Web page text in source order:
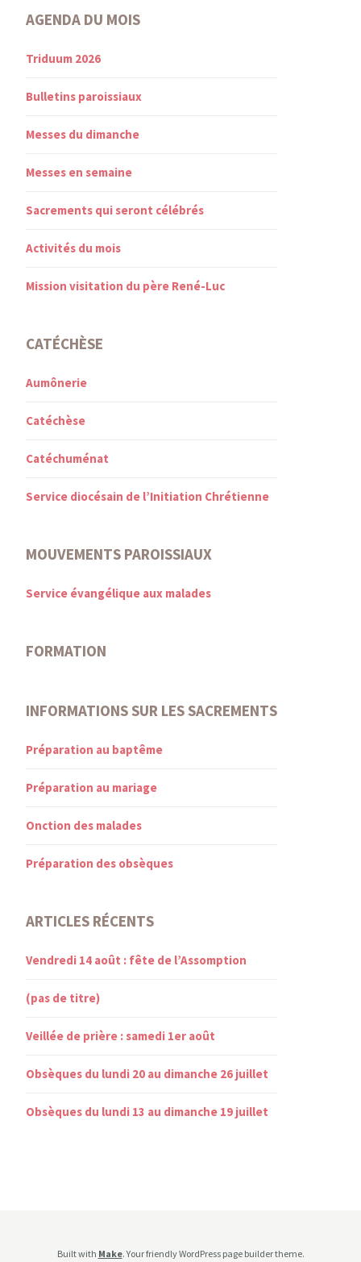
AGENDA DU MOIS
Triduum 2026
Bulletins paroissiaux
Messes du dimanche
Messes en semaine
Sacrements qui seront célébrés
Activités du mois
Mission visitation du père René-Luc
CATÉCHÈSE
Aumônerie
Catéchèse
Catéchuménat
Service diocésain de l’Initiation Chrétienne
MOUVEMENTS PAROISSIAUX
Service évangélique aux malades
FORMATION
INFORMATIONS SUR LES SACREMENTS
Préparation au baptême
Préparation au mariage
Onction des malades
Préparation des obsèques
ARTICLES RÉCENTS
Vendredi 14 août : fête de l’Assomption
(pas de titre)
Veillée de prière : samedi 1er août
Obsèques du lundi 20 au dimanche 26 juillet
Obsèques du lundi 13 au dimanche 19 juillet
Built with Make. Your friendly WordPress page builder theme.